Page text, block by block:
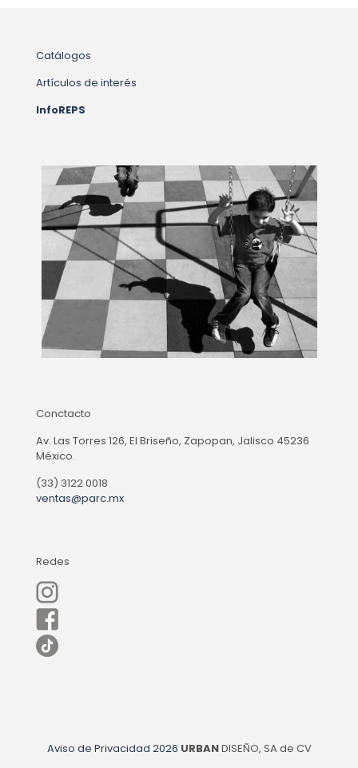
Catálogos
Artículos de interés
InfoREPS
Conctacto
Av. Las Torres 126, El Briseño, Zapopan, Jalisco 45236
México.
(33) 3122 0018
ventas@parc.mx
Redes
Aviso de Privacidad 2026 URBANDISEÑO, SA de CV